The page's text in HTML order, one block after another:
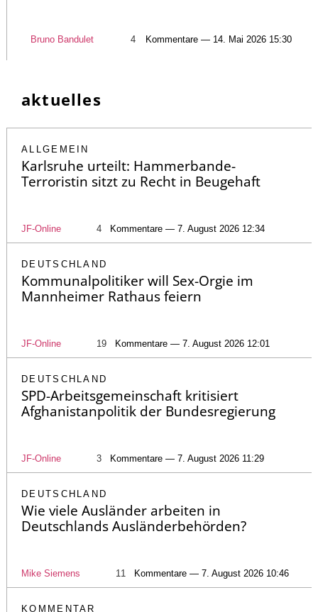
Bruno Bandulet 4 Kommentare — 14. Mai 2026 15:30
aktuelles
ALLGEMEIN
Karlsruhe urteilt: Hammerbande-
Terroristin sitzt zu Recht in Beugehaft
JF-Online 4 Kommentare — 7. August 2026 12:34
DEUTSCHLAND
Kommunalpolitiker will Sex-Orgie im
Mannheimer Rathaus feiern
JF-Online 19 Kommentare — 7. August 2026 12:01
DEUTSCHLAND
SPD-Arbeitsgemeinschaft kritisiert
Afghanistanpolitik der Bundesregierung
JF-Online 3 Kommentare — 7. August 2026 11:29
DEUTSCHLAND
Wie viele Ausländer arbeiten in
Deutschlands Ausländerbehörden?
Mike Siemens 11 Kommentare — 7. August 2026 10:46
KOMMENTAR